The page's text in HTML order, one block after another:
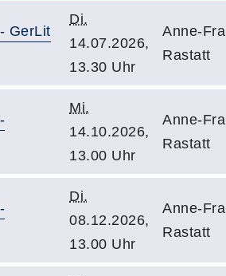
GerLit
Di.
14.07.2026,
13.30 Uhr
Anne-
Rastatt
Mi.
14.10.2026,
13.00 Uhr
Anne-
Rastatt
Di.
08.12.2026,
13.00 Uhr
Anne-
Rastatt